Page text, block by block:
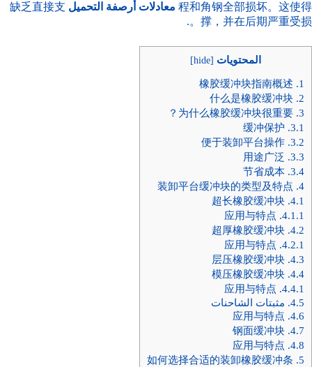
程和角钢全部损坏。这使得 معادلات أرصفة التحميل 缺乏直接支
撑，并在后期严重受损。.
المحتويات [
hide
]
1.
2.
3.
3.1.
3.2.
3.3.
3.4.
4.
4.1.
4.1.1.
4.2.
4.2.1.
4.3.
4.4.
4.4.1.
4.5. مثبتات الشاحنات
4.6.
4.7.
4.8.
5.